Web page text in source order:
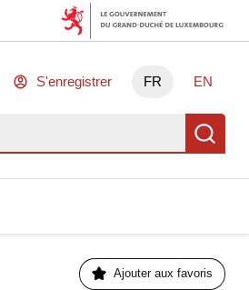
S'enregistrer FR EN
Ajouter aux favoris